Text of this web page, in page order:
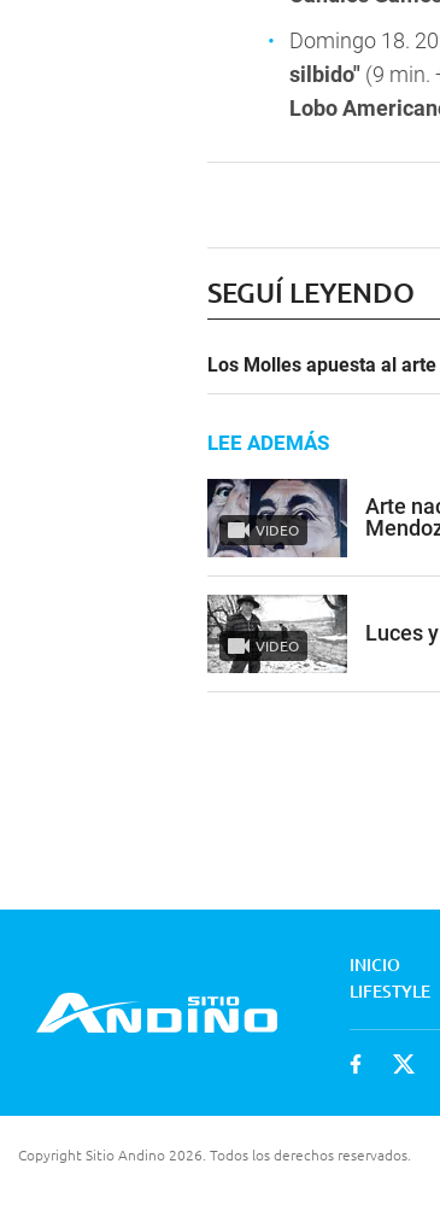
Domingo 18.
silbido" (9 min.
Lobo
SEGUÍ LEYENDO
Los Molles apuesta al
LEE ADEMÁS
VIDEO
Arte
VIDEO Luces
INICIO
LIFESTYLE
Copyright Sitio Andino 2026. Todos los derechos reservados.